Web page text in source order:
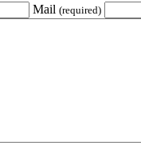
Mail (required)